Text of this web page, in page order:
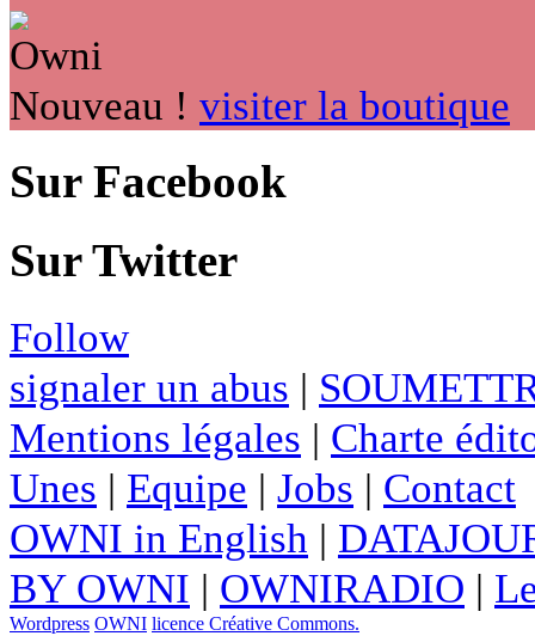
Nouveau ! visiter la boutique
Sur Facebook
Sur Twitter
Follow
signaler un abus |
Mentions légales | Charte
Unes | Equipe | Jobs | Contact
OWNI in English |
BY OWNI | OWNIRADIO |
Wordpress OWNI licence Créative Commons.